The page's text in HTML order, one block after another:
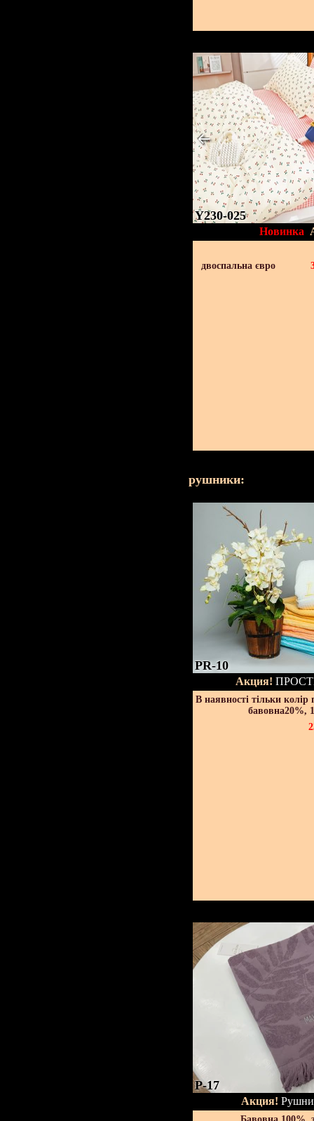
Y230-025
Новинка
двоспальна євро
рушники:
PR-10
Акция!
В наявності тільки
бавовна20%,
P-17
Акция!